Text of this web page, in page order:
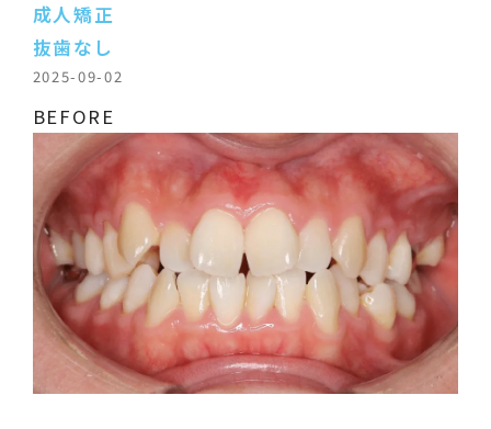
成人矯正
抜歯なし
2025-09-02
BEFORE